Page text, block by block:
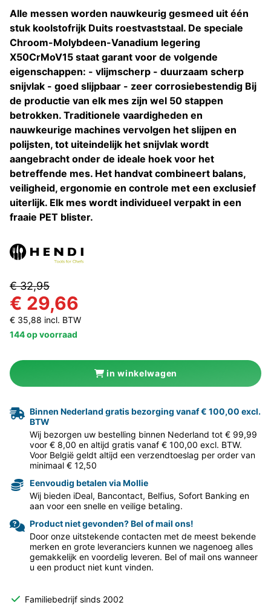
Alle messen worden nauwkeurig gesmeed uit één
stuk koolstofrijk Duits roestvaststaal. De speciale
Chroom-Molybdeen-Vanadium legering
X50CrMoV15 staat garant voor de volgende
eigenschappen: - vlijmscherp - duurzaam scherp
snijvlak - goed slijpbaar - zeer corrosiebestendig Bij
de productie van elk mes zijn wel 50 stappen
betrokken. Traditionele vaardigheden en
nauwkeurige machines vervolgen het slijpen en
polijsten, tot uiteindelijk het snijvlak wordt
aangebracht onder de ideale hoek voor het
betreffende mes. Het handvat combineert balans,
veiligheid, ergonomie en controle met een exclusief
uiterlijk. Elk mes wordt individueel verpakt in een
fraaie PET blister.
€ 32,95
€ 29,66
€ 35,88 incl. BTW
144 op voorraad
in winkelwagen
Binnen Nederland gratis bezorging vanaf € 100,00 excl.
BTW
Wij bezorgen uw bestelling binnen Nederland tot € 99,99
voor € 8,00 en altijd gratis vanaf € 100,00 excl. BTW.
Voor België geldt altijd een verzendtoeslag per order van
minimaal € 12,50
Eenvoudig betalen via Mollie
Wij bieden iDeal, Bancontact, Belfius, Sofort Banking en
aan voor een snelle en veilige betaling.
Product niet gevonden? Bel of mail ons!
Door onze uitstekende contacten met de meest bekende
merken en grote leveranciers kunnen we nagenoeg alles
gemakkelijk en voordelig leveren. Bel of mail ons wanneer
u een product niet kunt vinden.
Familiebedrijf sinds 2002